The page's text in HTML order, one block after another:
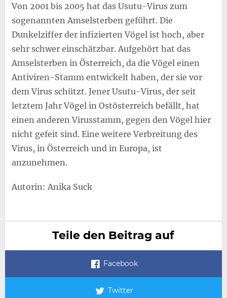
Von 2001 bis 2005 hat das Usutu-Virus zum
sogenannten Amselsterben geführt. Die
Dunkelziffer der infizierten Vögel ist hoch, aber
sehr schwer einschätzbar. Aufgehört hat das
Amselsterben in Österreich, da die Vögel einen
Antiviren-Stamm entwickelt haben, der sie vor
dem Virus schützt. Jener Usutu-Virus, der seit
letztem Jahr Vögel in Ostösterreich befällt, hat
einen anderen Virusstamm, gegen den Vögel hier
nicht gefeit sind. Eine weitere Verbreitung des
Virus, in Österreich und in Europa, ist
anzunehmen.
Autorin: Anika Suck
Teile den Beitrag auf
Facebook
Twitter